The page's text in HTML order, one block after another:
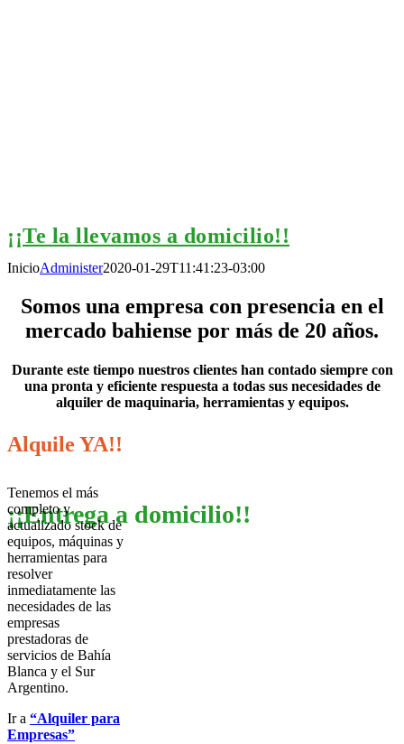
¡¡Te la llevamos a domicilio!!
¿Grupos electrógenos
Pasá por Pueyrredon 315
¡¡Entrega a domicilio!!
¿Precisas una
alquilaBahía la tiene!!!
InicioAdminister2020-01-29T11:41:23-03:00
Somos una empresa con presencia en el
mercado bahiense por más de 20 años.
Durante este tiempo nuestros clientes han contado siempre con
una pronta y eficiente respuesta a todas sus necesidades de
alquiler de maquinaria, herramientas y equipos.
Alquile YA!!
Tenemos el más
completo y
actualizado stock de
equipos, máquinas y
herramientas para
resolver
inmediatamente las
necesidades de las
empresas
prestadoras de
servicios de Bahía
Blanca y el Sur
Argentino.
Ir a “Alquiler para
Empresas”